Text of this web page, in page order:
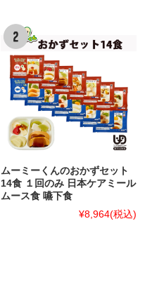
ムーミーくんのおかずセット
14食 １回のみ 日本ケアミール
ムース食 嚥下食
¥8,964(税込)